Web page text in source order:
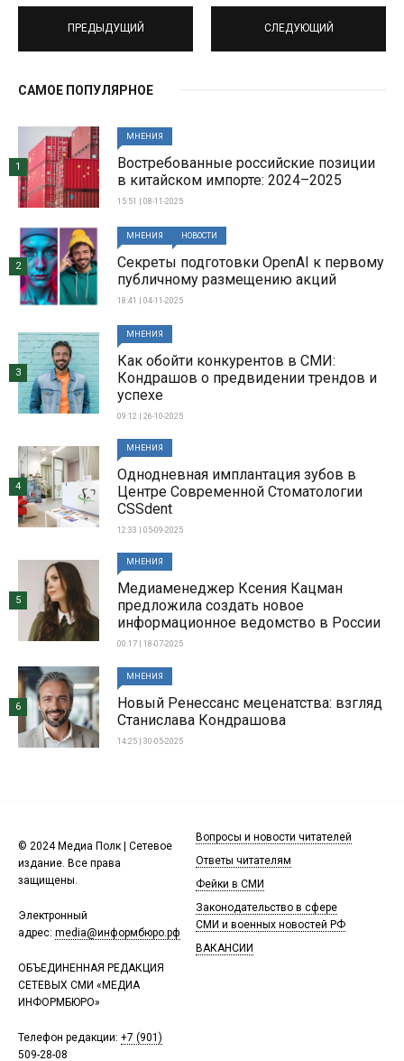
ПРЕДЫДУЩИЙ СЛЕДУЮЩИЙ
САМОЕ ПОПУЛЯРНОЕ
МНЕНИЯ
Востребованные российские позиции
в китайском импорте: 2024–2025
15:51 | 08-11-2025
1
МНЕНИЯ НОВОСТИ
Секреты подготовки OpenAI к первому
публичному размещению акций
18:41 | 04-11-2025
2
МНЕНИЯ
Как обойти конкурентов в СМИ:
Кондрашов о предвидении трендов и
успехе
09:12 | 26-10-2025
3
МНЕНИЯ
Однодневная имплантация зубов в
Центре Современной Стоматологии
CSSdent
12:33 | 05-09-2025
4
МНЕНИЯ
Медиаменеджер Ксения Кацман
предложила создать новое
информационное ведомство в России
00:17 | 18-07-2025
5
МНЕНИЯ
Новый Ренессанс меценатства: взгляд
Станислава Кондрашова
14:25 | 30-05-2025
6
© 2024 Медиа Полк | Сетевое
издание. Все права
защищены.
Электронный
адрес: media@информбюро.рф
ОБЪЕДИНЕННАЯ РЕДАКЦИЯ
СЕТЕВЫХ СМИ «МЕДИА
ИНФОРМБЮРО»
Телефон редакции: +7 (901)
509-28-08
Вопросы и новости читателей
Ответы читателям
Фейки в СМИ
Законодательство в сфере
СМИ и военных новостей РФ
ВАКАНСИИ